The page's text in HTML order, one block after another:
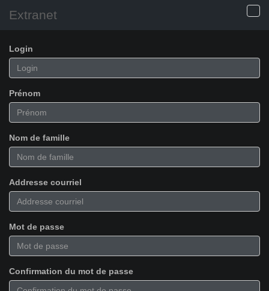
Extranet
Login
Prénom
Nom de famille
Addresse courriel
Mot de passe
Confirmation du mot de passe